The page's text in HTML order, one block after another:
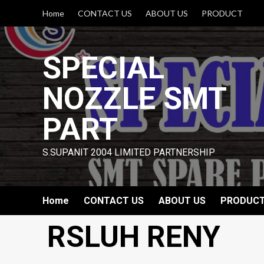
content
Home CONTACT US ABOUT US PRODUCT
SPECIAL
NOZZLE SMT
PART
S.SUPANIT 2004 LIMITED PARTNERSHIP
Home CONTACT US ABOUT US
RSLUH RENY